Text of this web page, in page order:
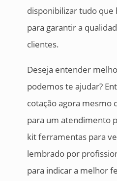
disponibilizar tudo que
para garantir a
clientes.
Deseja entender
podemos te ajudar?
cotação agora mesmo
para um atendimento
kit ferramentas para
lembrado por
para indicar a melhor